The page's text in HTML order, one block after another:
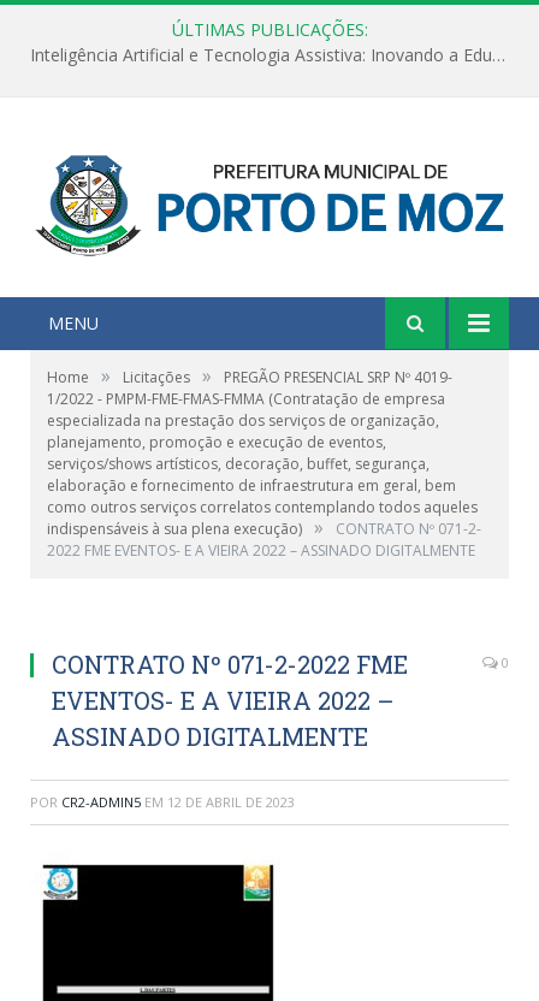
ÚLTIMAS PUBLICAÇÕES:
Inteligência Artificial e Tecnologia Assistiva: Inovando a Educação Especial e Inclusiva
MENU
Home » Licitações »
PREGÃO PRESENCIAL SRP Nº 4019-
1/2022 - PMPM-FME-FMAS-FMMA (Contratação de empresa
especializada na prestação dos serviços de organização,
planejamento, promoção e execução de eventos,
serviços/shows artísticos, decoração, buffet, segurança,
elaboração e fornecimento de infraestrutura em geral, bem
como outros serviços correlatos contemplando todos aqueles
indispensáveis à sua plena execução) »
CONTRATO Nº 071-2-
2022 FME EVENTOS- E A VIEIRA 2022 – ASSINADO DIGITALMENTE
CONTRATO Nº 071-2-2022 FME
EVENTOS- E A VIEIRA 2022 –
ASSINADO DIGITALMENTE
0
POR CR2-ADMIN5 EM 12 DE ABRIL DE 2023